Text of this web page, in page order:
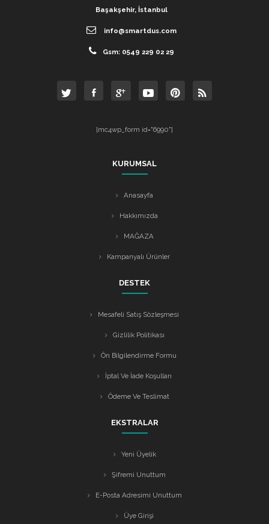
Başakşehir, İstanbul
info@smartdus.com
Gsm: 0549 229 02 29
[mc4wp_form id="6990"]
KURUMSAL
Anasayfa
Hakkımızda
MAĞAZA
Kampanyalı Ürünler
DESTEK
Mesafeli Satış Sözleşmesi
Gizlilik Politikası
Ön Bilgilendirme Formu
İptal Ve İade Koşulları
Ödeme Ve Teslimat
EKSTRALAR
Yeni Üyelik
Şifremi Unuttum
E-Posta Adresimi Unuttum
Üye Girişi